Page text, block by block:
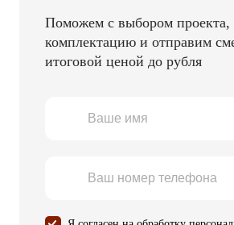
Поможем с выбором проекта,
комплектацию и отправим
итоговой ценой до рубля